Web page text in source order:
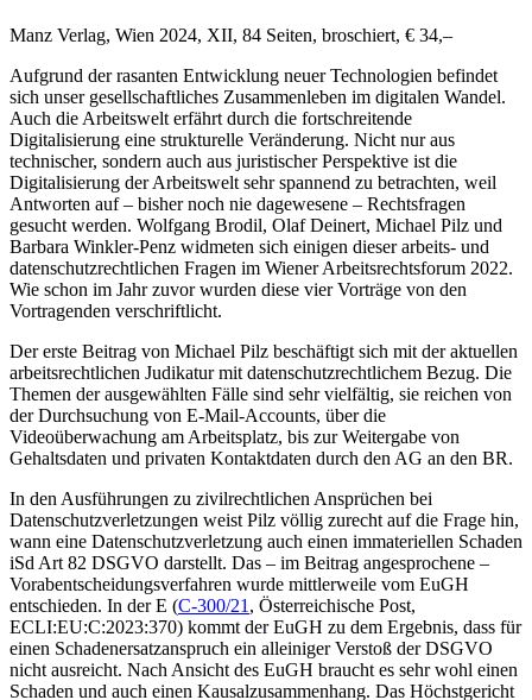
Manz Verlag, Wien 2024, XII, 84 Seiten, broschiert, € 34,–
Aufgrund der rasanten Entwicklung neuer Technologien befindet
sich unser gesellschaftliches Zusammenleben im digitalen Wandel.
Auch die Arbeitswelt erfährt durch die fortschreitende
Digitalisierung eine strukturelle Veränderung. Nicht nur aus
technischer, sondern auch aus juristischer Perspektive ist die
Digitalisierung der Arbeitswelt sehr spannend zu betrachten, weil
Antworten auf – bisher noch nie dagewesene – Rechtsfragen
gesucht werden. Wolfgang Brodil, Olaf Deinert, Michael Pilz und
Barbara Winkler-Penz widmeten sich einigen dieser arbeits- und
datenschutzrechtlichen Fragen im Wiener Arbeitsrechtsforum 2022.
Wie schon im Jahr zuvor wurden diese vier Vorträge von den
Vortragenden verschriftlicht.
Der erste Beitrag von Michael Pilz beschäftigt sich mit der aktuellen
arbeitsrechtlichen Judikatur mit datenschutzrechtlichem Bezug. Die
Themen der ausgewählten Fälle sind sehr vielfältig, sie reichen von
der Durchsuchung von E-Mail-Accounts, über die
Videoüberwachung am Arbeitsplatz, bis zur Weitergabe von
Gehaltsdaten und privaten Kontaktdaten durch den AG an den BR.
In den Ausführungen zu zivilrechtlichen Ansprüchen bei
Datenschutzverletzungen weist Pilz völlig zurecht auf die Frage hin,
wann eine Datenschutzverletzung auch einen immateriellen Schaden
iSd Art 82 DSGVO darstellt. Das – im Beitrag angesprochene –
Vorabentscheidungsverfahren wurde mittlerweile vom EuGH
entschieden. In der E (C-300/21 , Österreichische Post,
ECLI:EU:C:2023:370) kommt der EuGH zu dem Ergebnis, dass für
einen Schadenersatzanspruch ein alleiniger Verstoß der DSGVO
nicht ausreicht. Nach Ansicht des EuGH braucht es sehr wohl einen
Schaden und auch einen Kausalzusammenhang. Das Höchstgericht